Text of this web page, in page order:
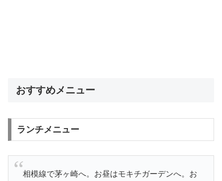
おすすめメニュー
ランチメニュー
相模線で茅ヶ崎へ。お昼はモキチガーデンへ。お